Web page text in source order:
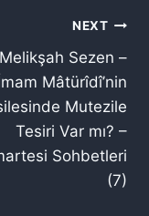
NEXT
Melikşah Sezen –
Mâtürîdî’nin
Mutezile
Tesiri Var mı? –
Sohbetleri
(7)